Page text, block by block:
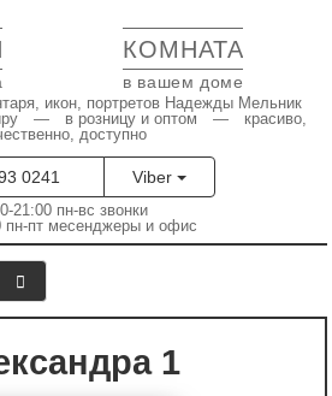
КОМНАТА
в вашем доме
икон, портретов Надежды Мельник
— в розницу и оптом — красиво,
доступно
0241 Viber
21:00 пн-вс звонки
пн-пт месенджеры и офис
1